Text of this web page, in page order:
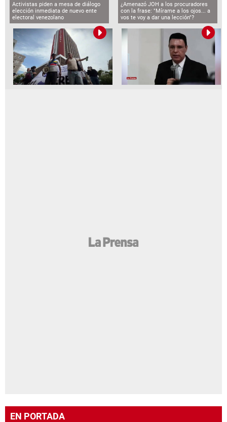
Activistas piden a mesa de diálogo
elección inmediata de nuevo ente
electoral venezolano
¿Amenazó JOH a los procuradores
con la frase: "Mírame a los ojos... a
vos te voy a dar una lección"?
EN PORTADA